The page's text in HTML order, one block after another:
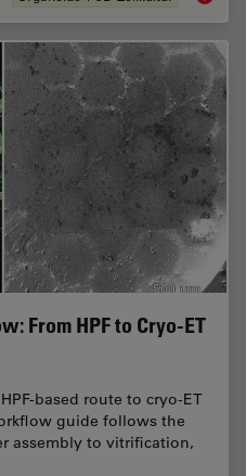
From HPF to Cryo-ET
based route to cryo-ET
guide follows the
assembly to vitrification,